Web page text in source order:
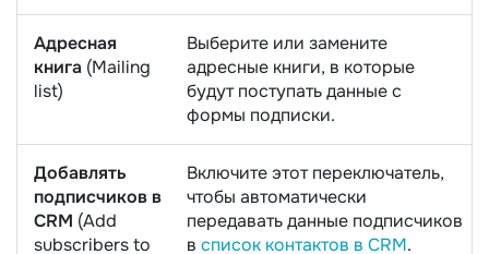
Адресная
книга (Mailing
list)
Выберите или замените
адресные книги, в которые
будут поступать данные с
формы подписки.
Добавлять
подписчиков в
CRM (Add
subscribers to
Включите этот переключатель,
чтобы автоматически
передавать данные подписчиков
в список контактов в CRM.